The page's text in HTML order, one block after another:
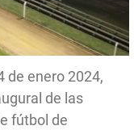
de enero 2024,
de las
fútbol de